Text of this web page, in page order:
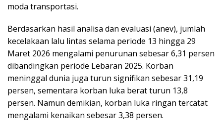
moda transportasi.
Berdasarkan hasil analisa dan evaluasi (anev), jumlah
kecelakaan lalu lintas selama periode 13 hingga 29
Maret 2026 mengalami penurunan sebesar 6,31 persen
dibandingkan periode Lebaran 2025. Korban
meninggal dunia juga turun signifikan sebesar 31,19
persen, sementara korban luka berat turun 13,8
persen. Namun demikian, korban luka ringan tercatat
mengalami kenaikan sebesar 3,38 persen.